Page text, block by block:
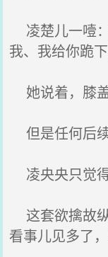
凌楚儿一噎
我、我给你跪
她说着，膝
但是任何后
凌央央只觉得
这套欲擒故
看事儿见多了